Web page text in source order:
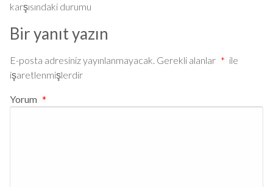
karşısındaki durumu
Bir yanıt yazın
E-posta adresiniz yayınlanmayacak. Gerekli alanlar * ile
işaretlenmişlerdir
Yorum *